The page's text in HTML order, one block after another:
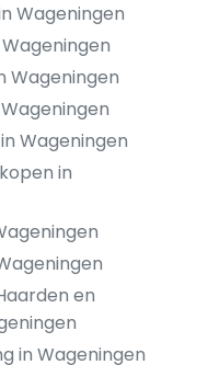
Wageningen
Wageningen
Wageningen
in
en
in Wageningen